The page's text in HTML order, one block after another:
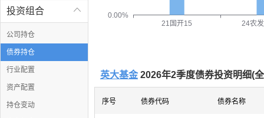

投资组合
公司持仓
债券持仓
行业配置
资产配置
持仓变动
0.00%
21国开15 24农
英大基金 2026年2季度债券投资明细(
序号 债券代码 债券名称